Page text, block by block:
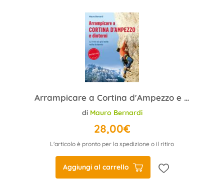
Arrampicare a Cortina d'Ampezzo e dintorni
di Mauro Bernardi
28,00€
L'articolo è pronto per la spedizione o il ritiro
Aggiungi al carrello